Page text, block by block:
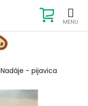
KOŠÍK
Nadáje - pijavica